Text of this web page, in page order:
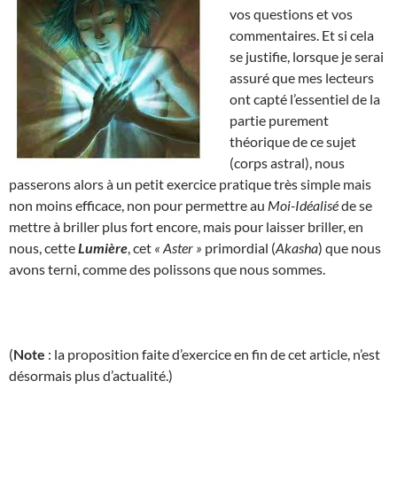
vos questions et vos
commentaires. Et si cela
se justifie, lorsque je serai
assuré que mes lecteurs
ont capté l’essentiel de la
partie purement
théorique de ce sujet
(corps astral), nous
passerons alors à un petit exercice pratique très simple mais
non moins efficace, non pour permettre au Moi-Idéaliséde se
mettre à briller plus fort encore, mais pour laisser briller, en
nous, cetteLumière , cet « Aster » primordial (Akasha) que nous
avons terni, comme des polissons que nous sommes.
(Note : la proposition faite d’exercice en fin de cet article, n’est
désormais plus d’actualité.)